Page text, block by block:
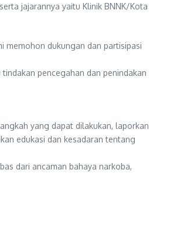
jajarannya yaitu Klinik BNNK/Kota
memohon dukungan dan partisipasi
pencegahan dan penindakan
yang dapat dilakukan, laporkan
edukasi dan kesadaran tentang
dari ancaman bahaya narkoba,